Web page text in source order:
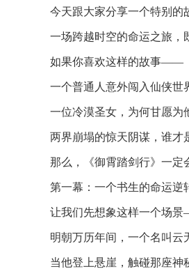
今天跟大家分享一个特别
一场跨越时空的命运之旅，
如果你喜欢这样的故事——
一个普通人意外闯入仙侠世
一位冷漠圣女，为何甘愿为
两界崩塌的惊天阴谋，谁才
那么，《御霄踏剑行》一定
第一幕：一个书生的命运逆
让我们先想象这样一个场
明朝万历年间，一个名叫云
当他登上悬崖，触碰那座